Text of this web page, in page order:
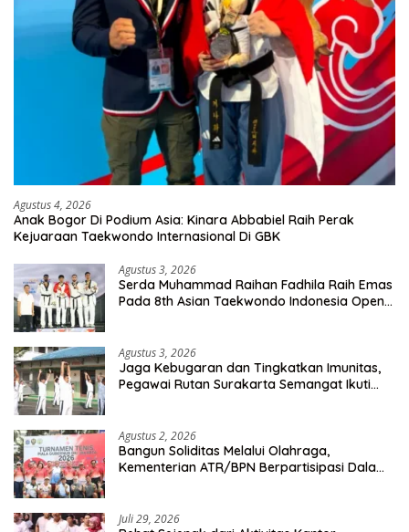
Agustus 4, 2026
Anak Bogor Di Podium Asia: Kinara Abbabiel Raih Perak
Kejuaraan Taekwondo Internasional Di GBK
Agustus 3, 2026
Serda Muhammad Raihan Fadhila Raih Emas
Pada 8th Asian Taekwondo Indonesia Open
Agustus 3, 2026
Jaga Kebugaran dan Tingkatkan Imunitas,
Pegawai Rutan Surakarta Semangat Ikuti
Agustus 2, 2026
Bangun Soliditas Melalui Olahraga,
Kementerian ATR/BPN Berpartisipasi Dalam
Juli 29, 2026